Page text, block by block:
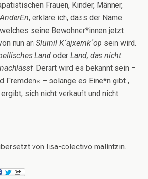
Frauen, Kinder, Männer,
AnderEn, erkläre ich, dass der Name
seine Bewohner*innen jetzt
nun an Slumil K´ajxemk´op sein wird.
Land oder Land, das nicht
. Derart wird es bekannt sein –
Fremden« – solange es Eine*n gibt ,
sich nicht verkauft und nicht
von lisa-colectivo malíntzin.